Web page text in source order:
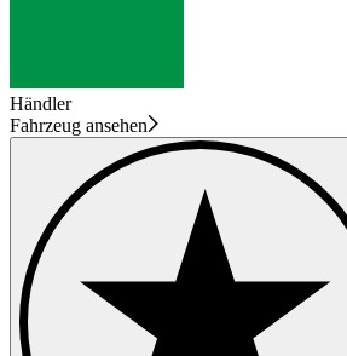
Händler
Fahrzeug ansehen